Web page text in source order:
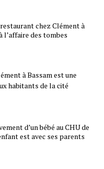
chez Clément à
l’affaire des tombes
à Bassam est une
habitants de la cité
d’un bébé au CHU de
est avec ses parents